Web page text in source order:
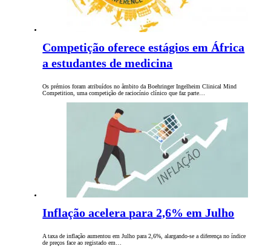
Competição oferece estágios em África
a estudantes de medicina
Os prémios foram atribuídos no âmbito da Boehringer Ingelheim Clinical Mind
Competition, uma competição de raciocínio clínico que faz parte…
Inflação acelera para 2,6% em Julho
A taxa de inflação aumentou em Julho para 2,6%, alargando-se a diferença no índice
de preços face ao registado em…